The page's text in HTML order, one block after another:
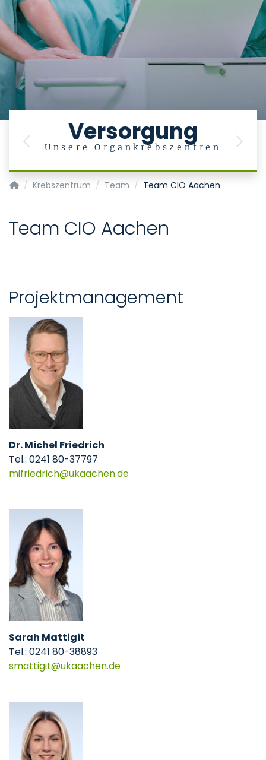
Versorgung
Unsere Organkrebszentren
Previous Next
Krebszentrum - Centrum für Integrierte Onkologie (CIO)
Krebszentrum Team Team CIO Aachen
Team CIO Aachen
Projektmanagement
Dr. Michel Friedrich
Tel.: 0241 80-37797
mifriedrich
ukaachende
Sarah Mattigit
Tel.: 0241 80-38893
smattigit@ukaachen.de